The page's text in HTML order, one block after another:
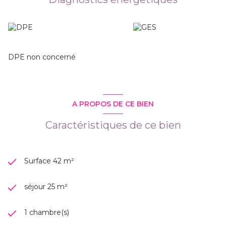
actuellement loué en meublé, mais le bail a été
toute occupation à compter du 9 août 2026. Il pourra ainsi
convenir : • à un acquéreur souhaitant y établir sa résidence
location avec un loyer revalorisé, • ou à une remise en
location meublée. Le locataire actuel présente un profil
sécurité locative et liberté d’usage.Au regard des
références locatives actuellement observées sur le secteur
du centre-ville de Toulon pour des appartements T2
meublés rénovés, la valeur locative de marché peut être
hors charges
DPE non concerné
A PROPOS DE CE BIEN
Caractéristiques de ce bien
Surface 42 m²
séjour 25 m²
1 chambre(s)